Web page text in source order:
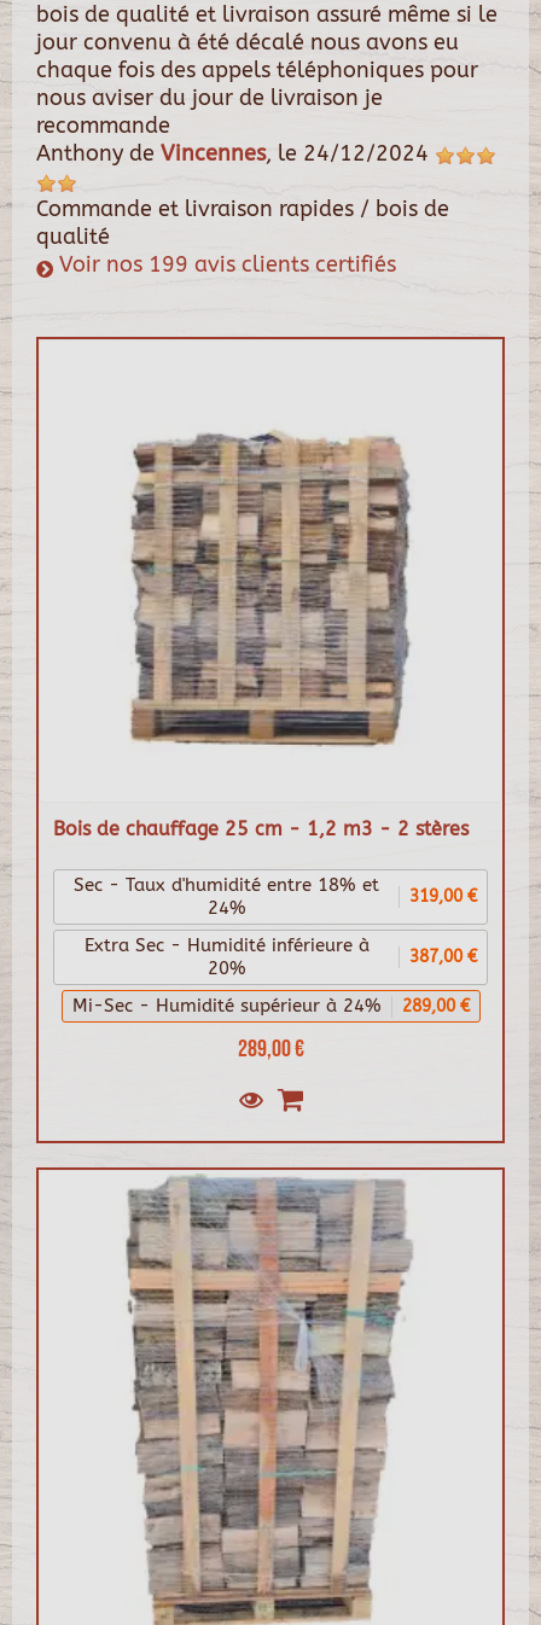
bois de qualité et livraison assuré même si le
jour convenu à été décalé nous avons eu
chaque fois des appels téléphoniques pour
nous aviser du jour de livraison je
recommande
Anthony de Vincennes, le 24/12/2024
Commande et livraison rapides / bois de
qualité
Voir nos 199 avis clients certifiés
Bois de chauffage 25 cm - 1,2 m3 - 2 stères
289,00 €
Sec - Taux d'humidité entre 18% et
24%
319,00 €
Extra Sec - Humidité inférieure à
20%
387,00 €
Mi-Sec - Humidité supérieur à 24% 289,00 €